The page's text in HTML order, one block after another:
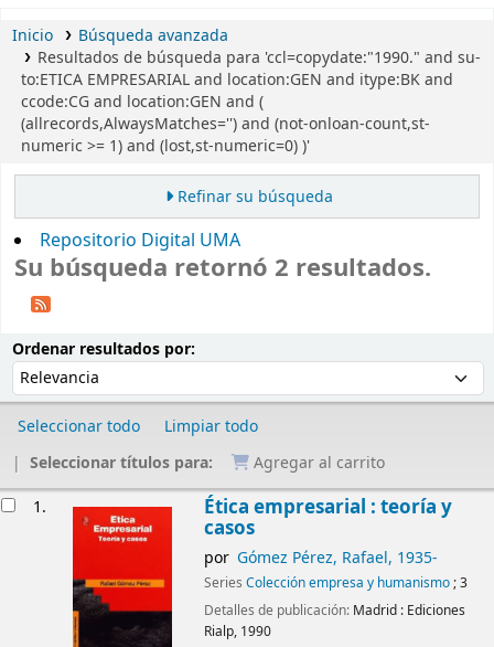
Inicio
Búsqueda avanzada
Resultados de búsqueda para 'ccl=copydate:"1990." and su-
to:ETICA EMPRESARIAL and location:GEN and itype:BK and
ccode:CG and location:GEN and (
(allrecords,AlwaysMatches='') and (not-onloan-count,st-
numeric >= 1) and (lost,st-numeric=0) )'
Refinar su búsqueda
Repositorio Digital UMA
Su búsqueda retornó 2 resultados.
Ordenar resultados por:
Seleccionar todo
Limpiar todo
Seleccionar títulos para:
Agregar al carrito
1. Ética empresarial : teoría y
casos
por Gómez Pérez, Rafael, 1935-
Series Colección empresa y humanismo; 3
Detalles de publicación: Madrid : Ediciones
Rialp, 1990